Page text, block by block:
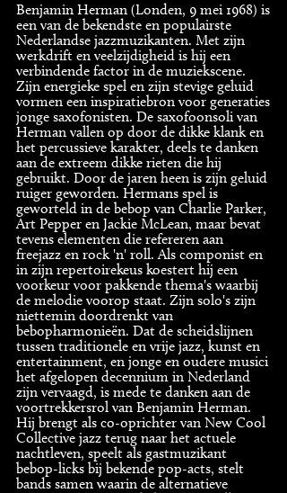
Benjamin Herman (Londen, 9 mei 1968) is
een van de bekendste en populairste
Nederlandse jazzmuzikanten. Met zijn
werkdrift en veelzijdigheid is hij een
verbindende factor in de muziekscene.
Zijn energieke spel en zijn stevige geluid
vormen een inspiratiebron voor generaties
jonge saxofonisten. De saxofoonsoli van
Herman vallen op door de dikke klank en
het percussieve karakter, deels te danken
aan de extreem dikke rieten die hij
gebruikt. Door de jaren heen is zijn geluid
ruiger geworden. Hermans spel is
geworteld in de bebop van Charlie Parker,
Art Pepper en Jackie McLean, maar bevat
tevens elementen die refereren aan
freejazz en rock 'n' roll. Als componist en
in zijn repertoirekeus koestert hij een
voorkeur voor pakkende thema's waarbij
de melodie voorop staat. Zijn solo's zijn
niettemin doordrenkt van
bebopharmonieën. Dat de scheidslijnen
tussen traditionele en vrije jazz, kunst en
entertainment, en jonge en oudere musici
het afgelopen decennium in Nederland
zijn vervaagd, is mede te danken aan de
voortrekkersrol van Benjamin Herman.
Hij brengt als co-oprichter van New Cool
Collective jazz terug naar het actuele
nachtleven, speelt als gastmuzikant
bebop-licks bij bekende pop-acts, stelt
bands samen waarin de alternatieve